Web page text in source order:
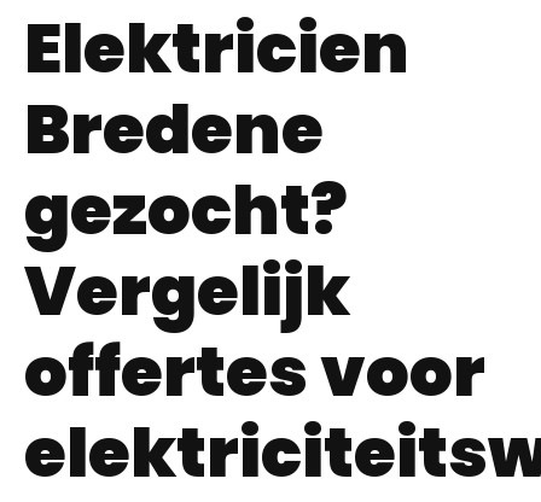
Elektricien
Bredene
gezocht?
Vergelijk
offertes voor